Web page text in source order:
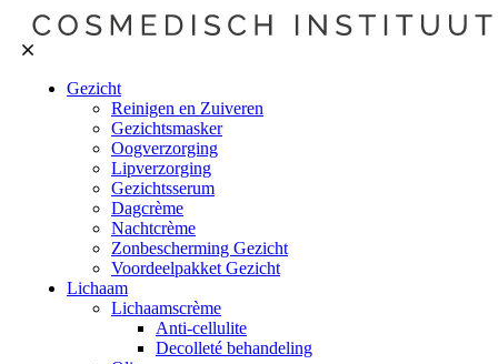
Gezicht
Reinigen en Zuiveren
Gezichtsmasker
Oogverzorging
Lipverzorging
Gezichtsserum
Dagcrème
Nachtcrème
Zonbescherming Gezicht
Voordeelpakket Gezicht
Lichaam
Lichaamscrème
Anti-cellulite
Decolleté behandeling